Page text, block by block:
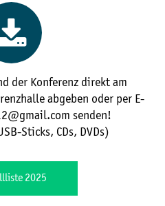
der Konferenz direkt am
abgeben oder per E-
senden!
Sticks, CDs, DVDs)
2025